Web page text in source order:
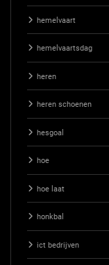
hemelvaart
hemelvaartsdag
heren
heren schoenen
hesgoal
hoe
hoe laat
honkbal
ict bedrijven